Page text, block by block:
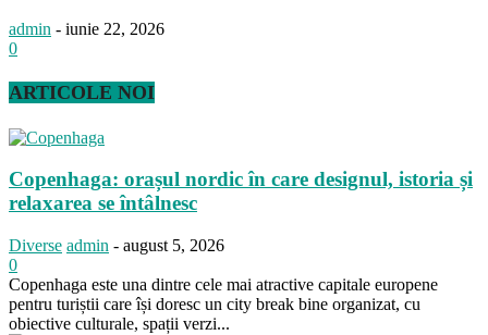
admin - iunie 22, 2026
0
ARTICOLE NOI
Copenhaga: orașul nordic în care designul, istoria și
relaxarea se întâlnesc
Diverse admin - august 5, 2026
0
Copenhaga este una dintre cele mai atractive capitale europene
pentru turiștii care își doresc un city break bine organizat, cu
obiective culturale, spații verzi...